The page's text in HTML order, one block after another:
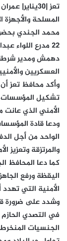
تعز
المسلحة
محمد الجندي
22 مدرع اللواء
دهمش ومدير شرطة
العسكريين
وأكد محافظ تعز أن
تشكيل المؤسسات
الأمني الذي عانت
ودعا قادة
الواحد من أجل
والمرتزقة وتعزيز
كما دعا المحافظ
اليقظة ورفع
الأمنية التي
وشدد على ضرورة
في التصدي
الجنسيات